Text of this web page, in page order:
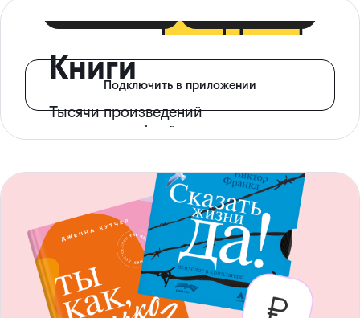
Книги
Тысячи произведений
с доступом офлайн
Подключить в приложении